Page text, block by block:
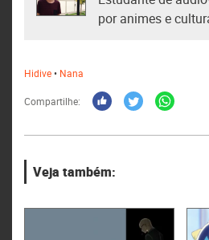
por animes e
Hidive• Nana
Compartilhe:
Veja também: